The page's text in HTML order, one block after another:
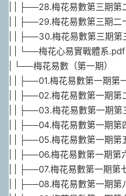
| | ├──28.梅花易數第三期
| | ├──29.梅花易數第三期
| | ├──30.梅花易數第三期
| | └──梅花心易實戰體系
| └──梅花易數（第一期）
| | ├──01.梅花易數第一期第
| | ├──02.梅花易數第一期第
| | ├──03.梅花易數第一期
| | ├──04.梅花易數第一期
| | ├──05.梅花易數第一期
| | ├──06.梅花易數第一期
| | ├──07.梅花易數第一期
| | ├──08.梅花易數第一期